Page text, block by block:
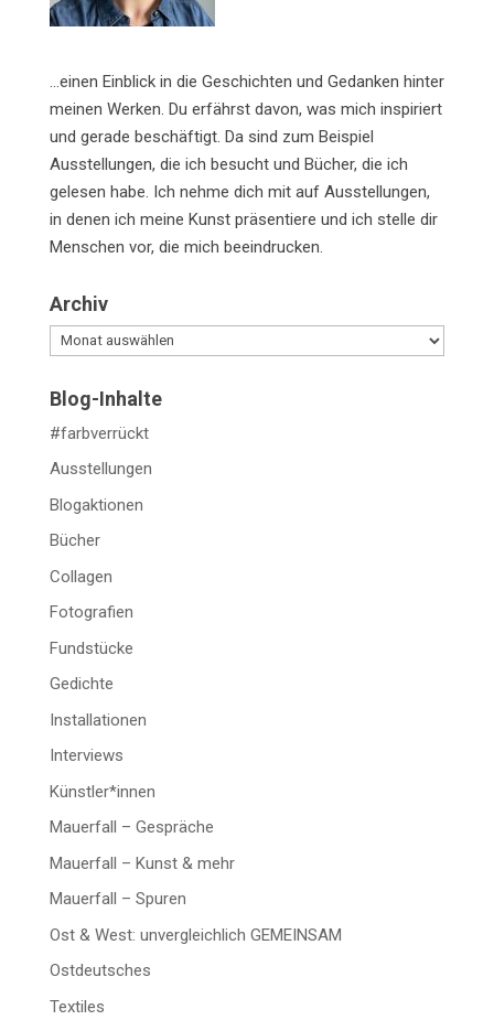
…einen Einblick in die Geschichten und Gedanken hinter
meinen Werken. Du erfährst davon, was mich inspiriert
und gerade beschäftigt. Da sind zum Beispiel
Ausstellungen, die ich besucht und Bücher, die ich
gelesen habe. Ich nehme dich mit auf Ausstellungen,
in denen ich meine Kunst präsentiere und ich stelle dir
Menschen vor, die mich beeindrucken.
Archiv
Archiv
Blog-Inhalte
#farbverrückt
Ausstellungen
Blogaktionen
Bücher
Collagen
Fotografien
Fundstücke
Gedichte
Installationen
Interviews
Künstler*innen
Mauerfall – Gespräche
Mauerfall – Kunst & mehr
Mauerfall – Spuren
Ost & West: unvergleichlich GEMEINSAM
Ostdeutsches
Textiles